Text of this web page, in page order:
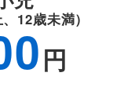
、12歳未満）
円